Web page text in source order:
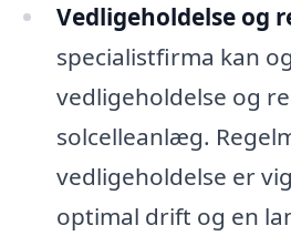
Vedligeholdelse og
specialistfirma kan
vedligeholdelse og
solcelleanlæg.
vedligeholdelse er
optimal drift og en